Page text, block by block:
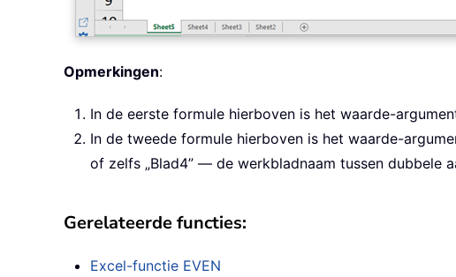
Opmerkingen:
In de eerste formule hierboven is het waarde-
In de tweede formule hierboven is het waarde-
of zelfs „Blad4” — de werkbladnaam tussen dubbele
Gerelateerde functies:
Excel-functie EVEN